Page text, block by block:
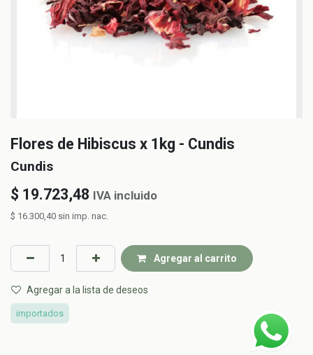
Flores de Hibiscus x 1kg - Cundis
Cundis
$ 19.723,48 IVA incluido
$ 16.300,40 sin imp. nac.
Agregar al carrito
Agregar a la lista de deseos
importados